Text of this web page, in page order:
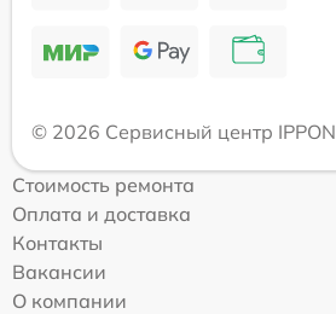
© 2026 Сервисный центр IPPON
Стоимость ремонта
Оплата и доставка
Контакты
Вакансии
О компании